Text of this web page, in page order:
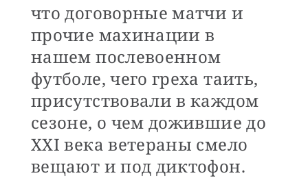
что договорные матчи и
прочие махинации в
нашем послевоенном
футболе, чего греха таить,
присутствовали в каждом
сезоне, о чем дожившие до
XXI века ветераны смело
вещают и под диктофон.